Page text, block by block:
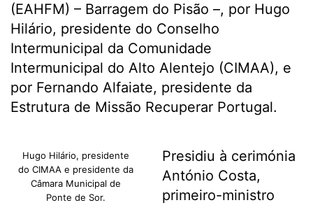
(EAHFM) – Barragem do Pisão –, por Hugo
Hilário, presidente do Conselho
Intermunicipal da Comunidade
Intermunicipal do Alto Alentejo (CIMAA), e
por Fernando Alfaiate, presidente da
Estrutura de Missão Recuperar Portugal.
Hugo Hilário, presidente
do CIMAA e presidente da
Câmara Municipal de
Ponte de Sor.
Presidiu à cerimónia
António Costa,
primeiro-ministro